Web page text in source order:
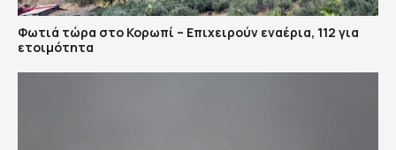
Φωτιά τώρα στο Κορωπί – Επιχειρούν εναέρια, 112 για
ετοιμότητα